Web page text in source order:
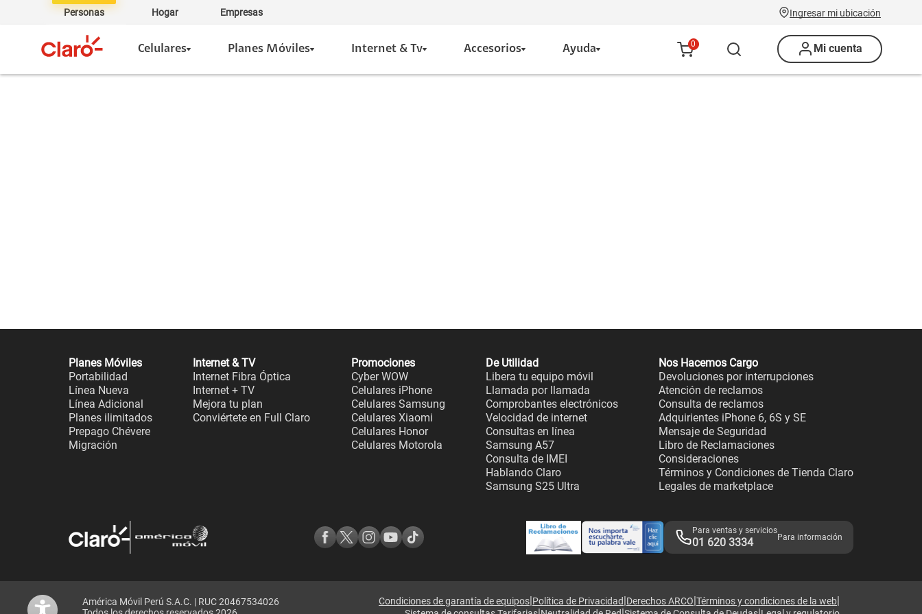
Personas Hogar Empresas Ingresar mi ubicación
Celulares Planes Móviles Internet & Tv Accesorios Ayuda 0 Mi cuenta
Planes Móviles
Portabilidad
Línea Nueva
Línea Adicional
Planes ilimitados
Prepago Chévere
Migración
Internet & TV
Internet Fibra Óptica
Internet + TV
Mejora tu plan
Conviértete en Full Claro
Promociones
Cyber WOW
Celulares iPhone
Celulares Samsung
Celulares Xiaomi
Celulares Honor
Celulares Motorola
De Utilidad
Libera tu equipo móvil
Llamada por llamada
Comprobantes electrónicos
Velocidad de internet
Consultas en línea
Samsung A57
Consulta de IMEI
Hablando Claro
Samsung S25 Ultra
Nos Hacemos Cargo
Devoluciones por interrupciones
Atención de reclamos
Consulta de reclamos
Adquirientes iPhone 6, 6S y SE
Mensaje de Seguridad
Libro de Reclamaciones
Consideraciones
Términos y Condiciones de Tienda Claro
Legales de marketplace
Para ventas y servicios
01 620 3334 Para información
América Móvil Perú S.A.C. | RUC 20467534026
Condiciones de garantía de equipos|Política de Privacidad|Derechos ARCO|Términos y condiciones de la web|